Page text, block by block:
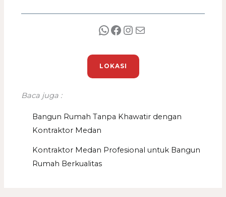
LOKASI
Baca juga :
Bangun Rumah Tanpa Khawatir dengan
Kontraktor Medan
Kontraktor Medan Profesional untuk Bangun
Rumah Berkualitas